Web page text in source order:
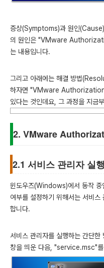
증상(Symptoms)과 원인(Cause)
의 원인은 "VMware
는 내용입니다.
그리고 아래에는 해결 방법
하자면 "VMware Authorization
있다는 것인데요, 그 과정을 지금
2. VMware
2.1 서비스 관리자 실
윈도우즈(Windows)에서 동작 중
여부를 설정하기 위해서는 서비
합니다.
서비스 관리자를 실행하는 간단한
창을 띄운 다음, "service.msc"를